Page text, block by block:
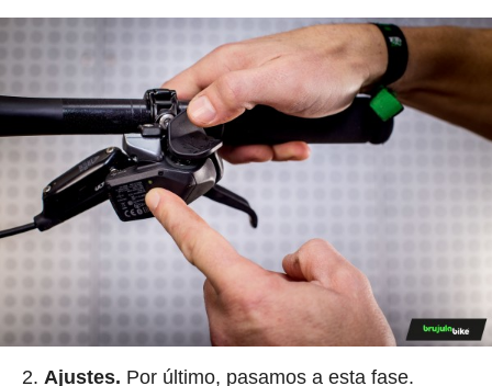
Ajustes. Por último, pasamos a esta fase.